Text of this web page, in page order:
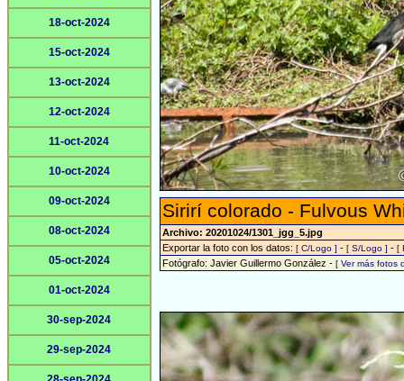
18-oct-2024
15-oct-2024
13-oct-2024
12-oct-2024
11-oct-2024
10-oct-2024
09-oct-2024
08-oct-2024
05-oct-2024
01-oct-2024
30-sep-2024
29-sep-2024
Sirirí colorado - Fulvous
Archivo: 20201024/1301_jgg_5.jpg
Exportar la foto con los datos: [ C/Logo ] - [ S/Logo ] - [
Fotógrafo: Javier Guillermo González - [ Ver más fotos